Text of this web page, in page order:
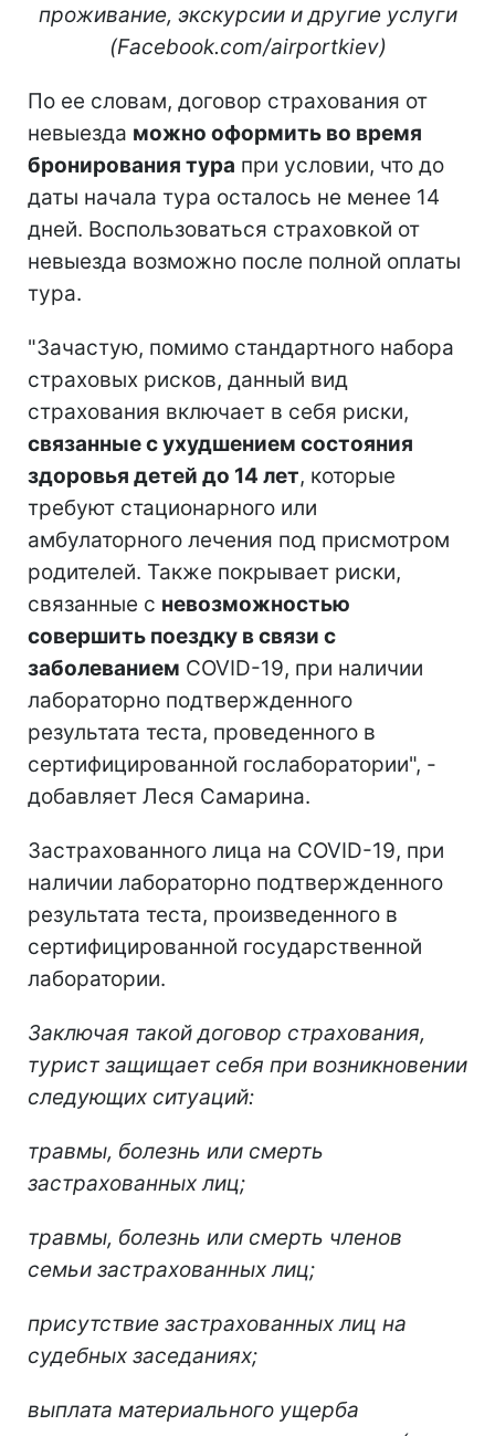
проживание, экскурсии идругие услуги
(Facebook.com/airportkiev)
По ее словам, договор страхования от
невыезда можно оформить во время
бронирования тура при условии, что до
даты начала тура осталось не менее 14
дней. Воспользоваться страховкой от
невыезда возможно после полной оплаты
тура.
"Зачастую, помимо стандартного набора
страховых рисков, данный вид
страхования включает в себя риски,
связанные с ухудшением состояния
здоровья детей до 14 лет, которые
требуют стационарного или
амбулаторного лечения под присмотром
родителей. Также покрывает риски,
связанные с невозможностью
совершить поездку в связи с
заболеванием COVID-19, при наличии
лабораторно подтвержденного
результата теста, проведенного в
сертифицированной гослаборатории", -
добавляет Леся Самарина.
Застрахованного лица на COVID-19, при
наличии лабораторно подтвержденного
результата теста, произведенного в
сертифицированной государственной
лаборатории.
Заключая такой договор страхования,
турист защищает себя при возникновении
следующих ситуаций:
травмы, болезнь или смерть
застрахованных лиц;
травмы, болезнь или смерть членов
семьи застрахованных лиц;
присутствие застрахованных лиц на
судебных заседаниях;
выплата материального ущерба